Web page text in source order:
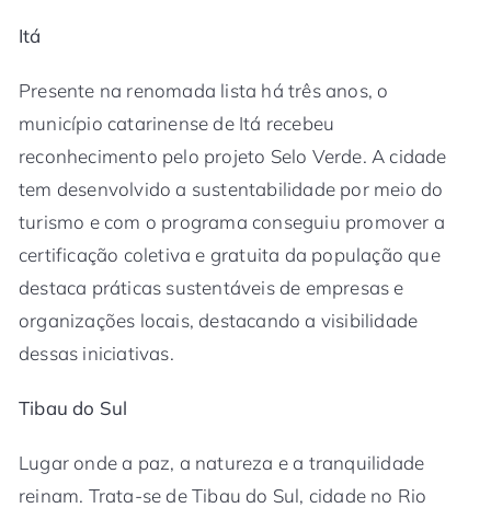
Itá
Presente na renomada lista há três anos, o
município catarinense de Itá recebeu
reconhecimento pelo projeto Selo Verde. A cidade
tem desenvolvido a sustentabilidade por meio do
turismo e com o programa conseguiu promover a
certificação coletiva e gratuita da população que
destaca práticas sustentáveis de empresas e
organizações locais, destacando a visibilidade
dessas iniciativas.
Tibau do Sul
Lugar onde a paz, a natureza e a tranquilidade
reinam. Trata-se de Tibau do Sul, cidade no Rio